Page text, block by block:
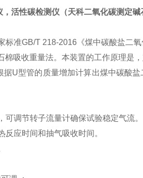
活性碳检测仪（天科二氧化碳测定
标准GB/T 218-2016《煤中碳酸盐二
棉吸收重量法。本装置的工作原理是
U型管的质量增加计算出煤中碳酸
调节转子流量计确保试验稳定气流。
应时间和抽气吸收时间。